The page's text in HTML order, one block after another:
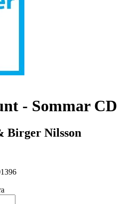
- Sommar CD
Birger Nilsson